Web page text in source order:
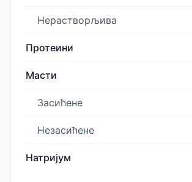
Нерастворљива
Протеини
Масти
Засићене
Незасићене
Натријум